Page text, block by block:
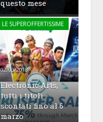
questo mese
LE SUPEROFFERTISSIME
02/03/2018
Electronic Arts,
tutti i titoli
scontati fino al 6
marzo